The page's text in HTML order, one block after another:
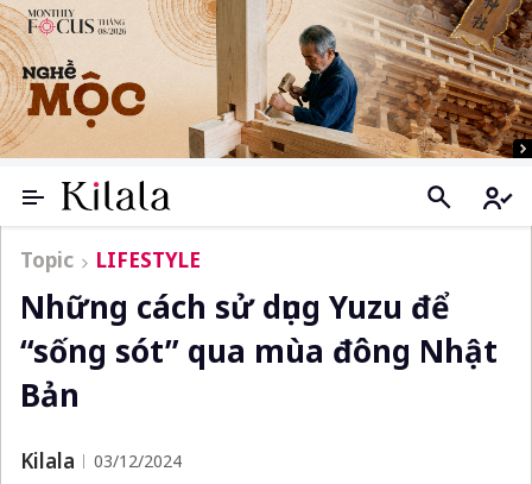
Topic LIFESTYLE
Những cách sử dụng Yuzu để
“sống sót” qua mùa đông Nhật
Bản
Kilala 03/12/2024